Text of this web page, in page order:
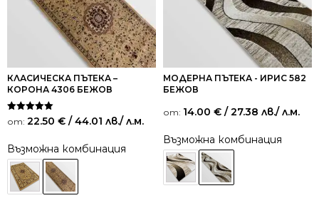
КЛАСИЧЕСКА ПЪТЕКА –
КОРОНА 4306 БЕЖОВ
Оценено на
5.00
от: 22.50 € / 44.01 лв./ л.м.
Възможна комбинация
МОДЕРНА ПЪТЕКА - ИРИС 582
БЕЖОВ
от: 14.00 € / 27.38 лв./ л.м.
Възможна комбинация